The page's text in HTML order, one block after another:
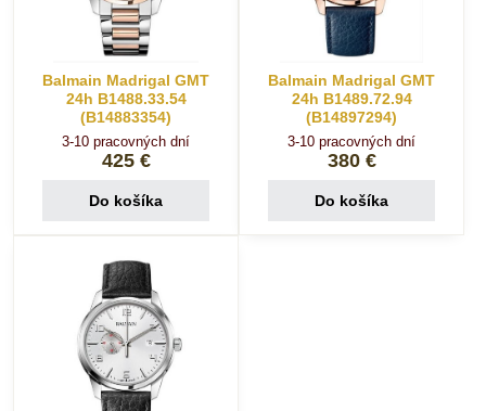
Balmain Madrigal GMT
24h B1488.33.54
(B14883354)
3-10 pracovných dní
425 €
Do košíka
Balmain Madrigal GMT
24h B1489.72.94
(B14897294)
3-10 pracovných dní
380 €
Do košíka